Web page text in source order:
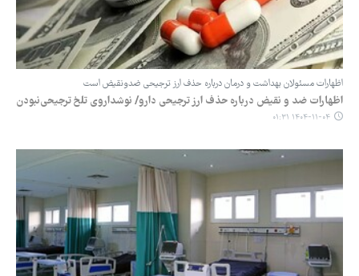
اظهارات مسئولان بهداشت و درمان درباره حذف ارز ترجیحی ضدونقیض است
اظهارات ضد و نقیض درباره حذف ارز ترجیحی دارو/ نوشداروی تلخ ترجیحی‌نبودن
۱۴۰۴-۱۱-۰۴ ۰۱:۳۱